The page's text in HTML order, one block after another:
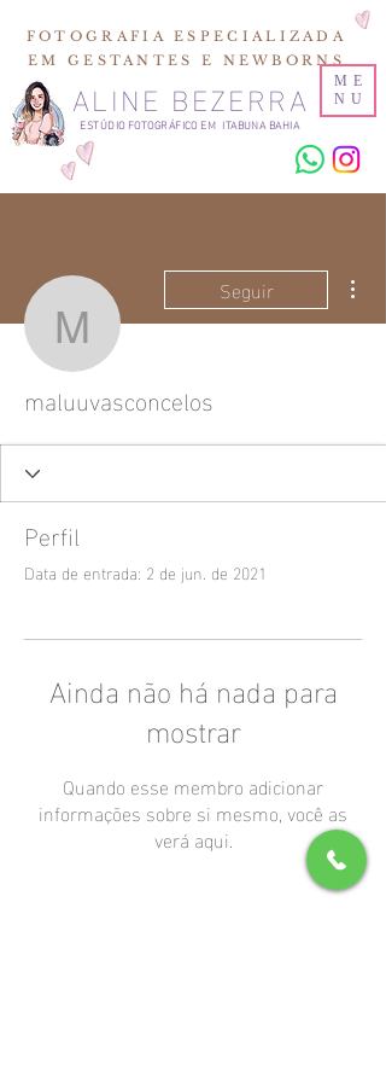
ESTÚDIO FOTOGRÁFICO EM ITABUNA BAHIA
ALINE BEZERRA
FOTOGRAFIA ESPECIALIZADA
EM GESTANTES E NEWBORNS
ME
NU
Seguir
maluuvasconcelos
Perfil
Data de entrada: 2 de jun. de 2021
Ainda não há nada para
mostrar
Quando esse membro adicionar
informações sobre si mesmo, você as
verá aqui.